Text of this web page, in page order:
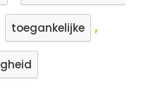
toegankelijke ,